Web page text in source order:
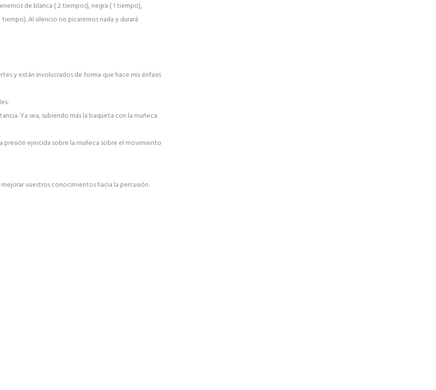
de blanca ( 2 tiempos), negra ( 1 tiempo),
Al silencio no picaremos nada y durará
y están involucrados de forma que hace mis énfasis
Ya sea, subiendo más la baqueta con la muñeca
ejercida sobre la muñeca sobre el movimiento
vuestros conocimientos hacia la percusión.